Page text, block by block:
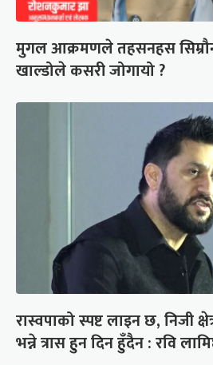
मुगल आक्रमणले तहसनहस
खाल्डोले कसरी जोगायो ?
रास्वपाको स्पष्ट लाइन छ, निजी
भन्ने त्रास हुन दिन हुँदैन : रवि